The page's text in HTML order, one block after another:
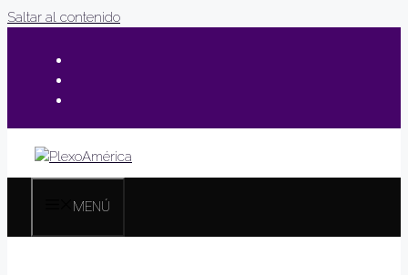
Saltar al contenido
MENÚ